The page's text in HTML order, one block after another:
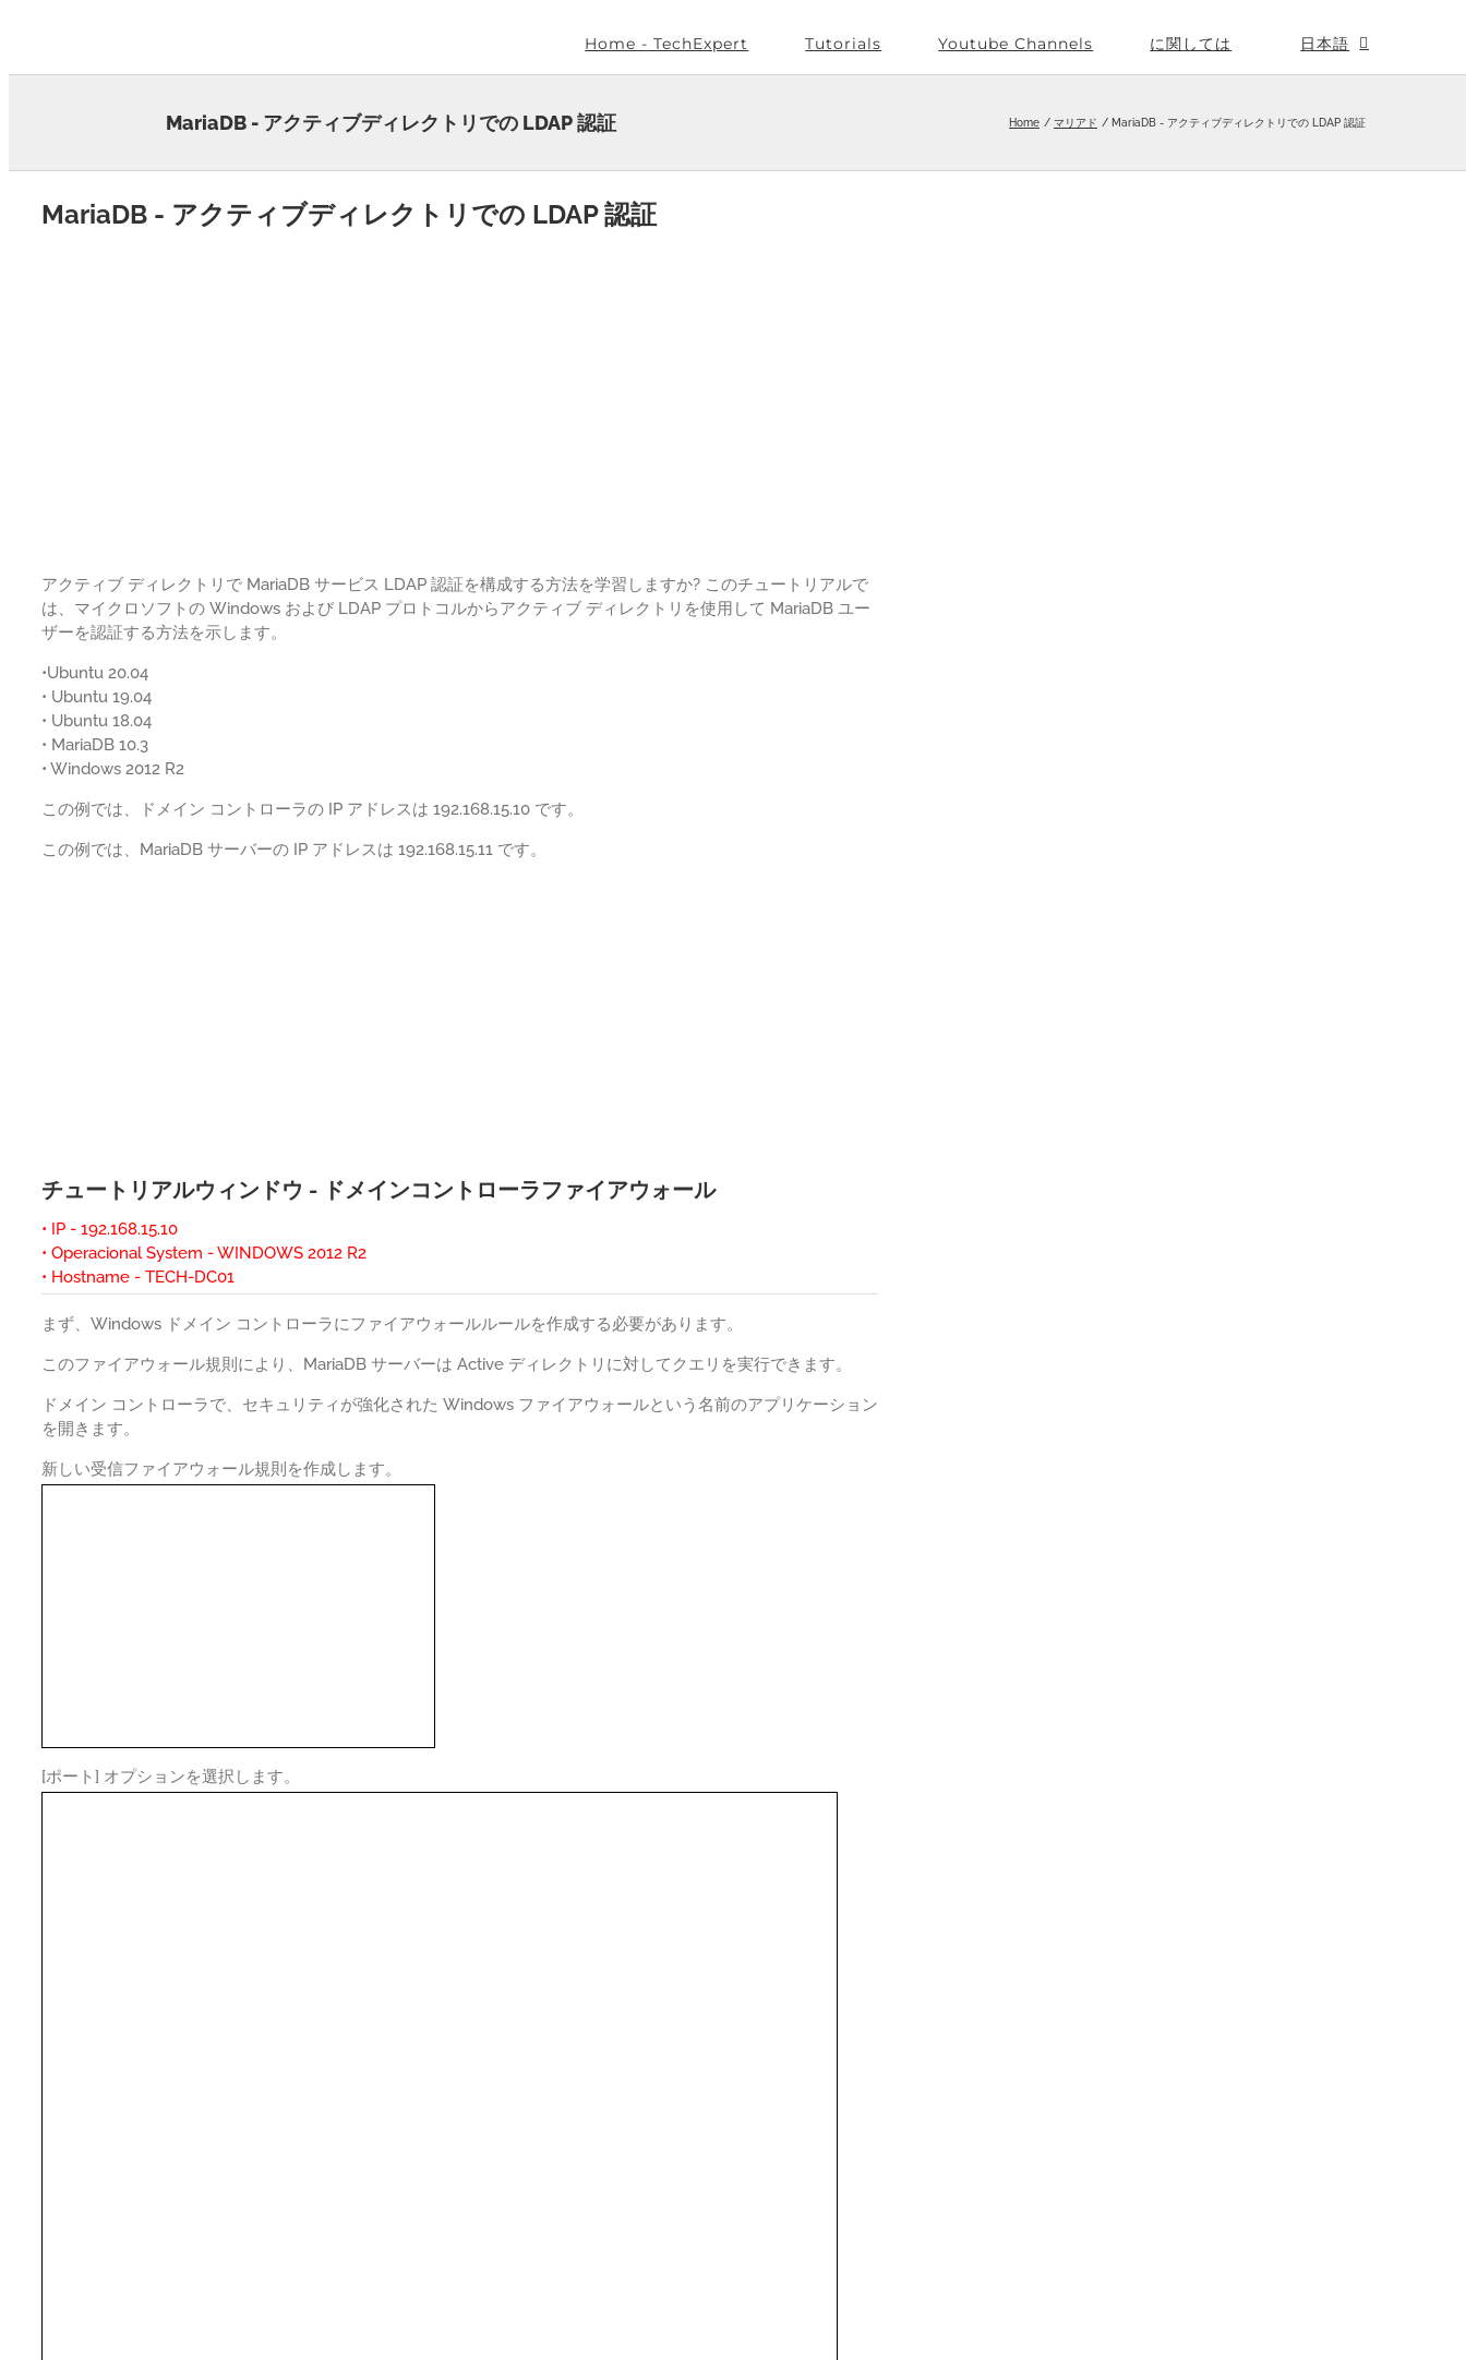
Home - TechExpert Tutorials Youtube Channels に関しては 日本語
MariaDB - アクティブディレクトリでの LDAP 認証 Home マリアド MariaDB - アクティブディレクトリでの LDAP 認証
MariaDB - アクティブディレクトリでの LDAP 認証
アクティブ ディレクトリで MariaDB サービス LDAP 認証を構成する方法を学習しますか? このチュートリアルで
は、マイクロソフトの Windows および LDAP プロトコルからアクティブ ディレクトリを使用して MariaDB ユー
ザーを認証する方法を示します。
•Ubuntu 20.04
• Ubuntu 19.04
• Ubuntu 18.04
• MariaDB 10.3
• Windows 2012 R2
この例では、ドメイン コントローラの IP アドレスは 192.168.15.10 です。
この例では、MariaDB サーバーの IP アドレスは 192.168.15.11 です。
チュートリアルウィンドウ - ドメインコントローラファイアウォール
• IP - 192.168.15.10
• Operacional System - WINDOWS 2012 R2
• Hostname - TECH-DC01
まず、Windows ドメイン コントローラにファイアウォールルールを作成する必要があります。
このファイアウォール規則により、MariaDB サーバーは Active ディレクトリに対してクエリを実行できます。
ドメイン コントローラで、セキュリティが強化された Windows ファイアウォールという名前のアプリケーション
を開きます。
新しい受信ファイアウォール規則を作成します。
[ポート] オプションを選択します。